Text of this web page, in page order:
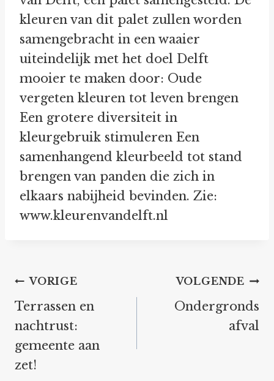
kleuren van dit palet zullen worden
samengebracht in een waaier
uiteindelijk met het doel Delft
mooier te maken door: Oude
vergeten kleuren tot leven brengen
Een grotere diversiteit in
kleurgebruik stimuleren Een
samenhangend kleurbeeld tot stand
brengen van panden die zich in
elkaars nabijheid bevinden. Zie:
www.kleurenvandelft.nl
Bericht
navigatie
VORIGE
Terrassen en
nachtrust:
gemeente aan
zet!
VOLGENDE
Ondergronds
afval